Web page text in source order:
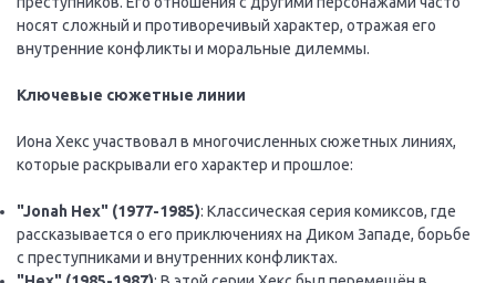
носят сложный и противоречивый характер, отражая его
внутренние конфликты и моральные дилеммы.
Ключевые сюжетные линии
Иона Хекс участвовал в многочисленных сюжетных линиях,
которые раскрывали его характер и прошлое:
"Jonah Hex" (1977-1985): Классическая серия комиксов, где
рассказывается о его приключениях на Диком Западе, борьбе
с преступниками и внутренних конфликтах.